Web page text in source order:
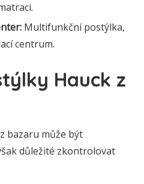
Multifunkční postýlka,
centrum.
Hauck z
bazaru může být
důležité zkontrolovat